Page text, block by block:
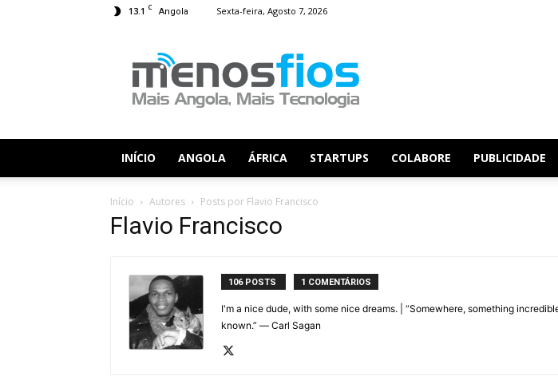
13.1 C Angola Sexta-feira, Agosto 7, 2026
Fios
INÍCIO ANGOLA ÁFRICA STARTUPS COLABORE PUBLICIDADE
Início Autores Posts por Flavio Francisco
Flavio Francisco
106 POSTS 1 COMENTÁRIOS
I'm a nice dude, with some nice dreams. | “Somewhere, something
known.” ― Carl Sagan